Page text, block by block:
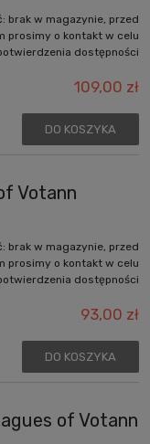
brak w magazynie, przed
prosimy o kontakt w celu
dostępności
109,00 zł
DO KOSZYKA
Votann
brak w magazynie, przed
prosimy o kontakt w celu
dostępności
93,00 zł
DO KOSZYKA
of Votann